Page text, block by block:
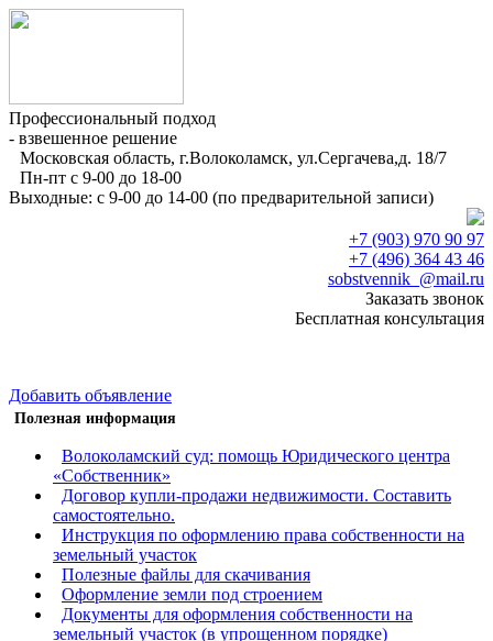
Профессиональный подход
- взвешенное решение
Московская область, г.Волоколамск, ул.Сергачева,д. 18/7
Пн-пт с 9-00 до 18-00
Выходные: с 9-00 до 14-00 (по предварительной записи)
+7 (903) 970 90 97
+7 (496) 364 43 46
sobstvennik_@mail.ru
Заказать звонок
Бесплатная консультация
Добавить объявление
Полезная информация
Волоколамский суд: помощь Юридического центра
«Собственник»
Договор купли-продажи недвижимости. Составить
самостоятельно.
Инструкция по оформлению права собственности на
земельный участок
Полезные файлы для скачивания
Оформление земли под строением
Документы для оформления собственности на
земельный участок (в упрощенном порядке)